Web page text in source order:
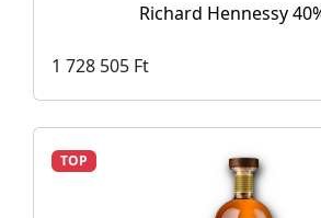
Richard Hennessy
1 728 505 Ft
TOP